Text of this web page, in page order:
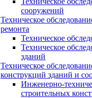
сооружений
Техническое
ремонта
Техническое
Техническое
зданий
Техническое
конструкций зданий и
Инженерно-
строительных